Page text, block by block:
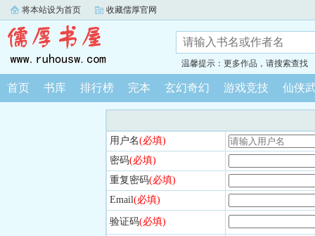
将本站设为首页 收藏儒厚官网
温馨提示：更多作品，请搜索查找
首页 书库 排行榜 完本 玄幻奇幻 游戏竞技 仙侠
用户名(必填)
密码(必填)
重复密码(必填)
Email(必填)
验证码(必填)